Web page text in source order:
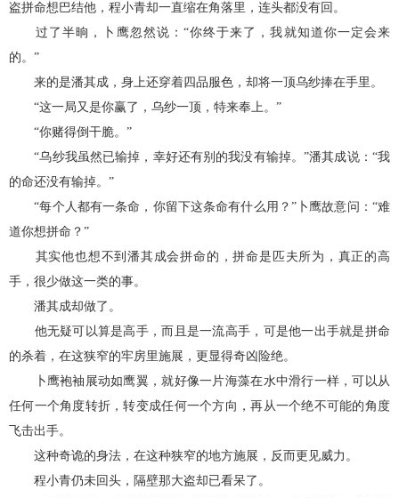
盗拼命想巴结他，程小青却一直缩在角落里，连头都没有回。
过了半晌，卜鹰忽然说：“你终于来了，我就知道你一定会来
的。”
来的是潘其成，身上还穿着四品服色，却将一顶乌纱捧在手里。
“这一局又是你赢了，乌纱一顶，特来奉上。”
“你赌得倒干脆。”
“乌纱我虽然已输掉，幸好还有别的我没有输掉。”潘其成说：“我
的命还没有输掉。”
“每个人都有一条命，你留下这条命有什么用？”卜鹰故意问：“难
道你想拼命？”
其实他也想不到潘其成会拼命的，拼命是匹夫所为，真正的高
手，很少做这一类的事。
潘其成却做了。
他无疑可以算是高手，而且是一流高手，可是他一出手就是拼命
的杀着，在这狭窄的牢房里施展，更显得奇凶险绝。
卜鹰袍袖展动如鹰翼，就好像一片海藻在水中滑行一样，可以从
任何一个角度转折，转变成任何一个方向，再从一个绝不可能的角度
飞击出手。
这种奇诡的身法，在这种狭窄的地方施展，反而更见威力。
程小青仍未回头，隔壁那大盗却已看呆了。